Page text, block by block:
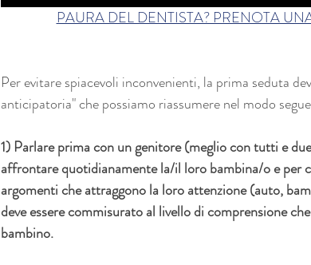
PAURA DEL DENTISTA? PRENOTA
Per evitare spiacevoli inconvenienti, la prima seduta
anticipatoria" che possiamo riassumere nel modo
1) Parlare prima con un genitore (meglio con tutti e
affrontare quotidianamente la/il loro bambina/o e per
argomenti che attraggono la loro attenzione (auto,
deve essere commisurato al livello di comprensione
bambino.